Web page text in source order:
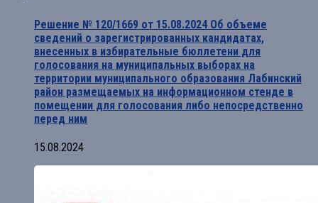
Решение № 120/1669 от 15.08.2024 Об объеме
сведений о зарегистрированных кандидатах,
внесенных в избирательные бюллетени для
голосования на муниципальных выборах на
территории муниципального образования Лабинский
район размещаемых на информационном стенде в
помещении для голосования либо непосредственно
перед ним
15.08.2024